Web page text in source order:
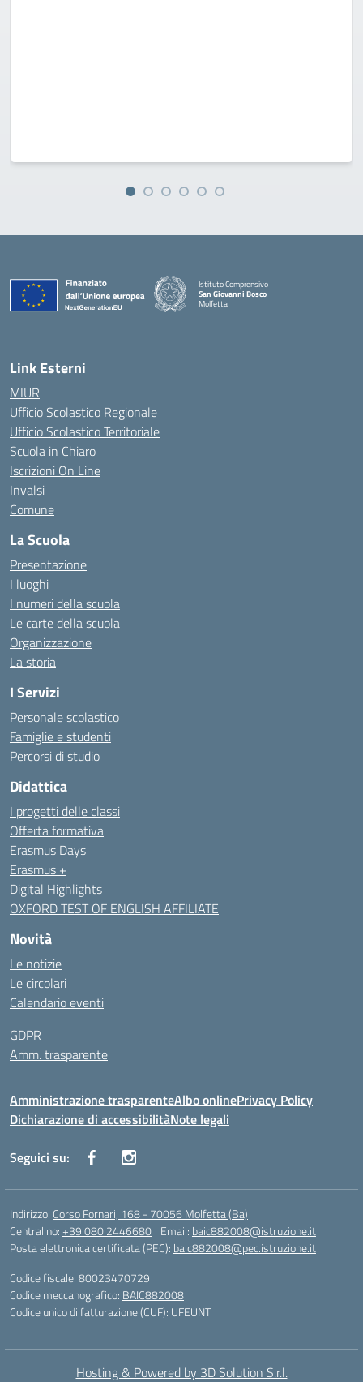
Istituto Comprensivo
San Giovanni Bosco
Molfetta
Link Esterni
MIUR
Ufficio Scolastico Regionale
Ufficio Scolastico Territoriale
Scuola in Chiaro
Iscrizioni On Line
Invalsi
Comune
La Scuola
Presentazione
I luoghi
I numeri della scuola
Le carte della scuola
Organizzazione
La storia
I Servizi
Personale scolastico
Famiglie e studenti
Percorsi di studio
Didattica
I progetti delle classi
Offerta formativa
Erasmus Days
Erasmus +
Digital Highlights
OXFORD TEST OF ENGLISH AFFILIATE
Novità
Le notizie
Le circolari
Calendario eventi
GDPR
Amm. trasparente
Amministrazione trasparenteAlbo onlinePrivacy Policy
Dichiarazione di accessibilitàNote legali
Seguici su:
Indirizzo: Corso Fornari, 168 - 70056 Molfetta (Ba)
Centralino:+39 080 2446680 Email: baic882008@istruzione.it
Posta elettronica certificata (PEC): baic882008@pec.istruzione.it
Codice fiscale: 80023470729
Codice meccanografico: BAIC882008
Codice unico di fatturazione (CUF): UFEUNT
Hosting & Powered by 3D Solution S.r.l.